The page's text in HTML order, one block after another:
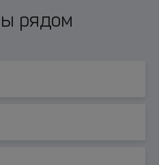
рядом